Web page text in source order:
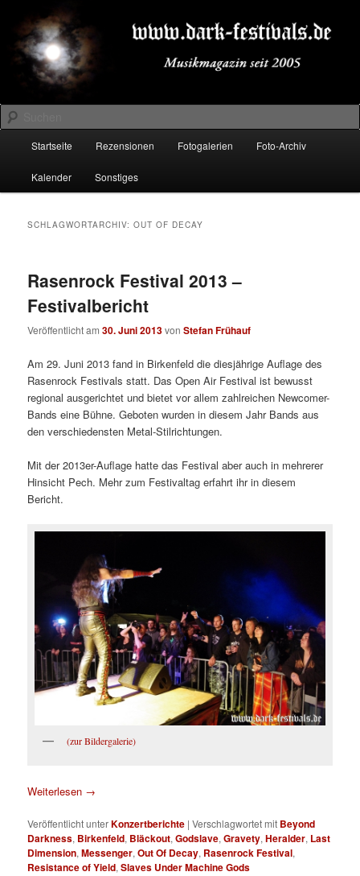
primären
Inhalt
springen
sekundären
Inhalt
springenDARK-FESTIVALS.DE
Suchen
Startseite Rezensionen Fotogalerien Foto-Archiv
Kalender Sonstiges
SCHLAGWORTARCHIV:OUT OF DECAY
Rasenrock Festival 2013 –
Festivalbericht
Veröffentlicht am30. Juni 2013vonStefan Frühauf
Am 29. Juni 2013 fand in Birkenfeld die diesjährige Auflage des
Rasenrock Festivals statt. Das Open Air Festival ist bewusst
regional ausgerichtet und bietet vor allem zahlreichen Newcomer-
Bands eine Bühne. Geboten wurden in diesem Jahr Bands aus
den verschiedensten Metal-Stilrichtungen.
Mit der 2013er-Auflage hatte das Festival aber auch in mehrerer
Hinsicht Pech. Mehr zum Festivaltag erfahrt ihr in diesem
Bericht.
(zur Bildergalerie)
Weiterlesen →
Veröffentlicht unterKonzertberichte |Verschlagwortet mit Beyond
Darkness, Birkenfeld, Bläckout,Godslave,Gravety,Heralder, Last
Dimension,Messenger,Out Of Decay, Rasenrock Festival,
Resistance of Yield,Slaves Under Machine Gods